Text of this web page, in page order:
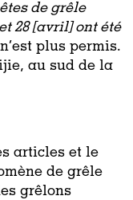
de grêle
28 [avril] ont été
plus permis.
au sud de la
articles et le
de grêle
grêlons